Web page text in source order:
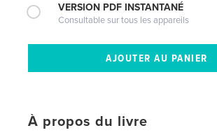
VERSION PDF INSTANTANÉ
Consultable sur tous les appareils
À propos du livre